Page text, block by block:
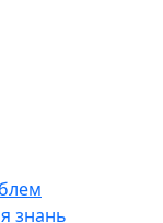
знань